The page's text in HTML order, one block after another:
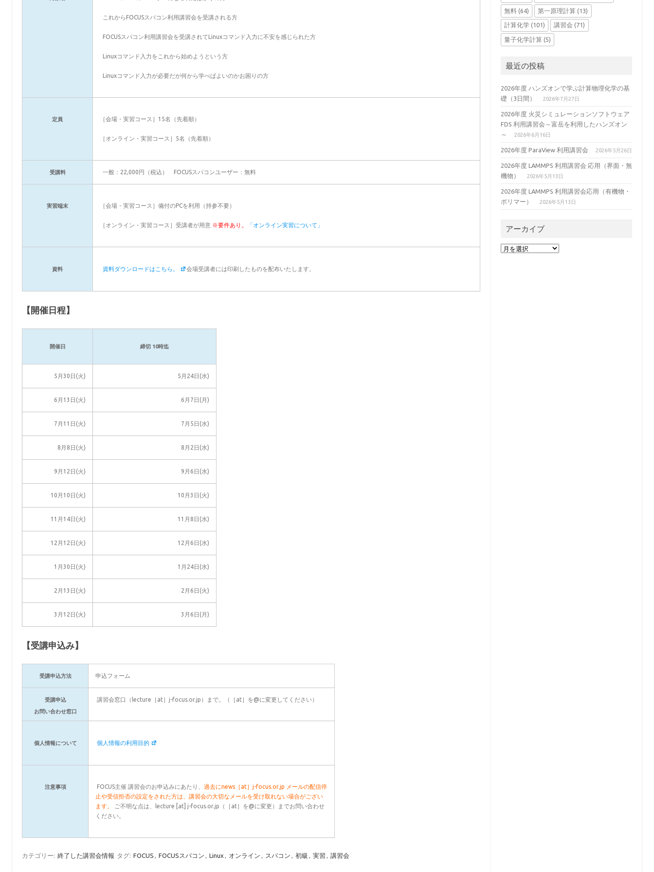
これからFOCUSスパコン利用講習会を受講される方
FOCUSスパコン利用講習会を受講されてLinuxコマンド入力に不安を感じられた方
Linuxコマンド入力をこれから始めようという方
Linuxコマンド入力が必要だが何から学べばよいのかお困りの方
定員 ［会場・実習コース］15名（先着順）
［オンライン・実習コース］5名（先着順）
受講料 一般：22,000円（税込） FOCUSスパコンユーザー：無料
実習端末 ［会場・実習コース］備付のPCを利用（持参不要）
［オンライン・実習コース］受講者が用意 ※要件あり。 「オンライン実習について」
資料 資料ダウンロードはこちら。 会場受講者には印刷したものを配布いたします。
【開催日程】
開催日 締切 10時迄
5月30日(火) 5月24日(水)
6月13日(火) 6月7日(月)
7月11日(火) 7月5日(水)
8月8日(火) 8月2日(水)
9月12日(火) 9月6日(水)
10月10日(火) 10月3日(火)
11月14日(火) 11月8日(水)
12月12日(火) 12月6日(水)
1月30日(火) 1月24日(水)
2月13日(火) 2月6日(火)
3月12日(火) 3月6日(月)
【受講申込み】
受講申込方法 申込フォーム
受講申込
お問い合わせ窓口
講習会窓口（lecture［at］j-focus.or.jp）まで。（［at］を@に変更してください）
個人情報について 個人情報の利用目的
注意事項 FOCUS主催 講習会のお申込みにあたり、過去にnews［at］j-focus.or.jp メールの配信停
止や受信拒否の設定をされた方は、講習会の大切なメールを受け取れない場合がござい
ます。
ご不明な点は、lecture [at] j-focus.or.jp（［at］を@に変更）までお問い合わせ
ください。
カテゴリー: 終了した講習会情報 タグ: FOCUS , FOCUSスパコン , Linux , オンライン , スパコン , 初級 , 実習 , 講習会
無料(64) 第一原理計算 (13)
計算化学(101) 講習会 (71)
量子化学計算(5)
最近の投稿
2026年度 ハンズオンで学ぶ計算物理化学の基
礎（3日間）
2026年7月27日
2026年度 火災シミュレーションソフトウェア
FDS 利用講習会～富岳を利用したハンズオン
～
2026年6月16日
2026年度 ParaView 利用講習会 2026年5月26日
2026年度 LAMMPS 利用講習会 応用（界面・無
機物）
2026年5月13日
2026年度 LAMMPS 利用講習会応用（有機物・
ポリマー）
2026年5月13日
アーカイブ
ア